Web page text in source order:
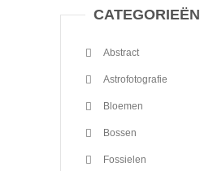
CATEGORIEËN
Abstract
Astrofotografie
Bloemen
Bossen
Fossielen